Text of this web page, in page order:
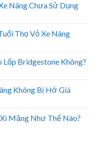
Nâng Chưa Sử Dụng
Thọ Vỏ Xe Nâng
Lốp Bridgestone Không?
Không Bị Hớ Giá
Măng Như Thế Nào?